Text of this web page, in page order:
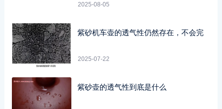
2025-08-05
紫砂机车壶的透气性仍然存在，不会完
2025-07-22
紫砂壶的透气性到底是什么